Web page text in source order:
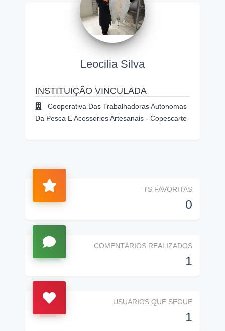
Leocilia Silva
INSTITUIÇÃO VINCULADA
Cooperativa Das Trabalhadoras Autonomas
Da Pesca E Acessorios Artesanais - Copescarte
TS FAVORITAS
0
COMENTÁRIOS REALIZADOS
1
USUÁRIOS QUE SEGUE
1